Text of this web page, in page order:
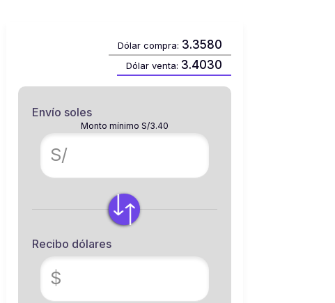
Dólar compra: 3.3580
Dólar venta: 3.4030
Envío soles
Monto mínimo S/3.40
S/
Recibo dólares
$